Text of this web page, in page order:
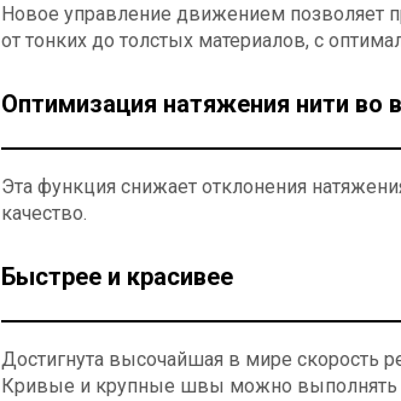
Новое управление движением позволяет
от тонких до толстых материалов, с
Оптимизация натяжения нити во
Эта функция снижает отклонения
качество.
Быстрее и красивее
Достигнута высочайшая в мире скорость
Кривые и крупные швы можно выполнять